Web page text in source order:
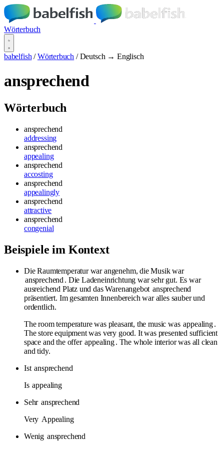
Wörterbuch
babelfish / Wörterbuch / Deutsch → Englisch
ansprechend
Wörterbuch
ansprechend
addressing
ansprechend
appealing
ansprechend
accosting
ansprechend
appealingly
ansprechend
attractive
ansprechend
congenial
Beispiele im Kontext
Die Raumtemperatur war angenehm, die Musik war
ansprechend . Die Ladeneinrichtung war sehr gut. Es war
ausreichend Platz und das Warenangebot ansprechend
präsentiert. Im gesamten Innenbereich war alles sauber und
ordentlich.
The room temperature was pleasant, the music was appealing.
The store equipment was very good. It was presented sufficient
space and the offer appealing. The whole interior was all clean
and tidy.
Ist ansprechend
Is appealing
Sehr ansprechend
Very Appealing
Wenig ansprechend